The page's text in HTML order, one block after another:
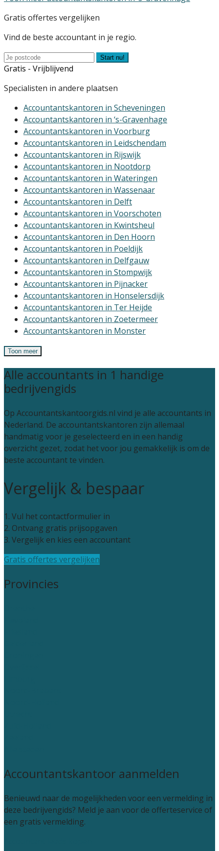
Gratis offertes vergelijken
Vind de beste accountant in je regio.
Start nu!
Gratis - Vrijblijvend
Specialisten in andere plaatsen
Accountantskantoren in Scheveningen
Accountantskantoren in ‘s-Gravenhage
Accountantskantoren in Voorburg
Accountantskantoren in Leidschendam
Accountantskantoren in Rijswijk
Accountantskantoren in Nootdorp
Accountantskantoren in Wateringen
Accountantskantoren in Wassenaar
Accountantskantoren in Delft
Accountantskantoren in Voorschoten
Accountantskantoren in Kwintsheul
Accountantskantoren in Den Hoorn
Accountantskantoren in Poeldijk
Accountantskantoren in Delfgauw
Accountantskantoren in Stompwijk
Accountantskantoren in Pijnacker
Accountantskantoren in Honselersdijk
Accountantskantoren in Ter Heijde
Accountantskantoren in Zoetermeer
Accountantskantoren in Monster
Toon meer
Alle accountants in 1 handige
bedrijvengids
Op Accountantskantoorgids.nl vind je alle accountants in
Nederland. De accountantskantoren zijn allemaal
handmatig voor je geselecteerd en in een handig
overzicht gezet, zodat het voor jou gemakkelijk is om de
beste accountant te vinden.
Vergelijk & bespaar
1. Vul het contactformulier in
2. Ontvang gratis prijsopgaven
3. Vergelijk en kies een accountant
Gratis offertes vergelijken
Provincies
Accountantskantoor aanmelden
Benieuwd naar de mogelijkheden voor een vermelding in
deze bedrijvengids? Meld je aan voor de offerteservice of
een gratis vermelding.